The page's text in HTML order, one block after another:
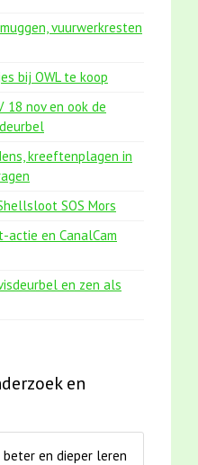
vuurwerkresten
bij OWL te koop
18 nov en ook de
kreeftenplagen in
SOS Mors
en CanalCam
en zen als
en
en dieper leren